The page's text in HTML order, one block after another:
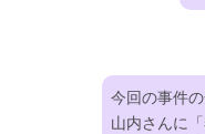
今回の事件
山内さんに